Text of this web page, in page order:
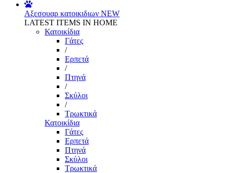
Αξεσουαρ κατοικιδιων NEW
LATEST ITEMS IN HOME
Κατοικίδια
Γάτες
/
Ερπετά
/
Πτηνά
/
Σκύλοι
/
Τρωκτικά
Κατοικίδια
Γάτες
Ερπετά
Πτηνά
Σκύλοι
Τρωκτικά